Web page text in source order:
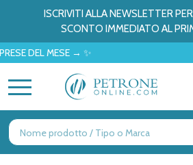
ISCRIVITI ALLA NEWSLETTER
SCONTO IMMEDIATO AL
DEL MESE → ✨
Ricerca